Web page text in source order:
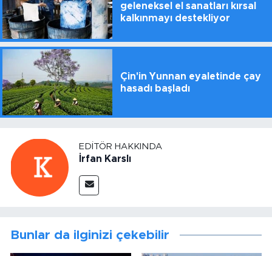
geleneksel el sanatları kırsal
kalkınmayı destekliyor
Çin'in Yunnan eyaletinde çay
hasadı başladı
EDITÖR HAKKINDA
İrfan Karslı
Bunlar da ilginizi çekebilir